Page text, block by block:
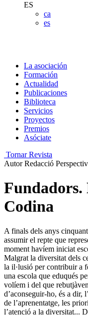
ES
ca
es
La asociación
Formación
Actualidad
Publicaciones
Biblioteca
Servicios
Proyectos
Premios
Asóciate
Tornar Revista
Autor Redacció
Fundadors.
Codina
A finals dels anys
assumir el repte que
moment havíem iniciat
Malgrat la diversitat dels
la il·lusió per contribuir a
una escola que eduqués
volíem i del que
d’aconseguir-ho, és a dir,
de l’aprenentatge, les
l’atenció a la diversitat...